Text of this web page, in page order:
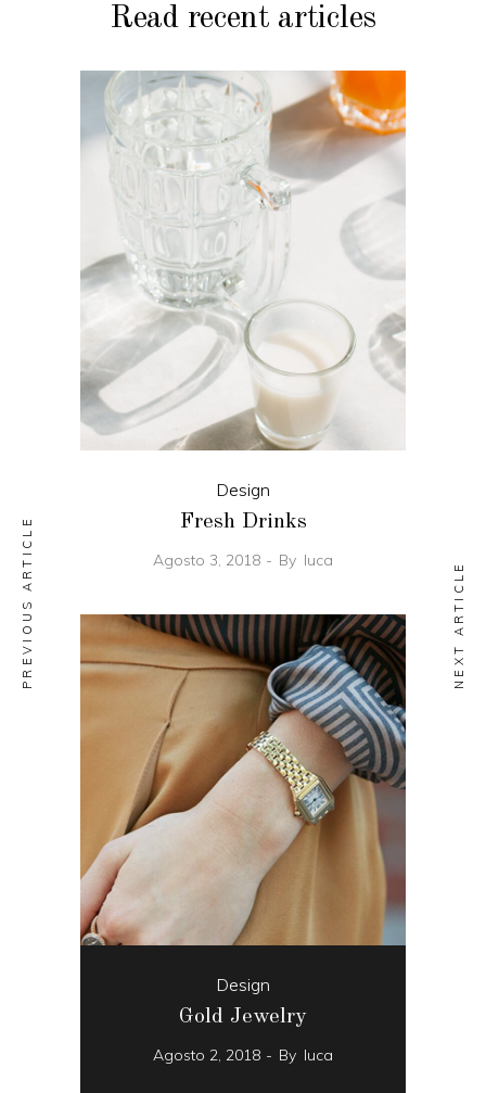
PREVIOUS ARTICLE NEXT ARTICLE
Read recent articles
Design
Fresh Drinks
Agosto 3, 2018 By luca
Design
Gold Jewelry
Agosto 2, 2018 By luca